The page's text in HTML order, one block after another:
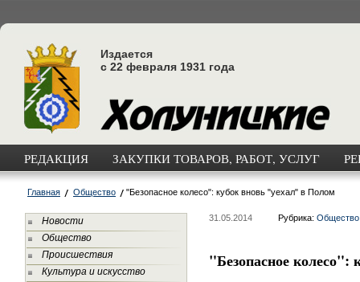
Издается
с 22 февраля 1931 года
РЕДАКЦИЯ ЗАКУПКИ ТОВАРОВ, РАБОТ, УСЛУГ
Главная Общество "Безопасное колесо": кубок вновь "уехал" в Полом
Новости
Общество
Происшествия
Культура и искусство
31.05.2014 Рубрика: Общество
"Безопасное